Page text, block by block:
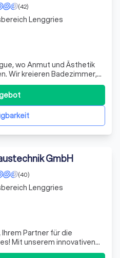
(42)
wo Anmut und Ästhetik
Wir kreieren Badezimmer,
auch eine
Unser Designer
Linien mit sanften,
dabei markant
Lenggries
GmbH
(40)
Ihrem Partner für die
Mit unserem innovativen
Ihnen, Ihre
Lenggries